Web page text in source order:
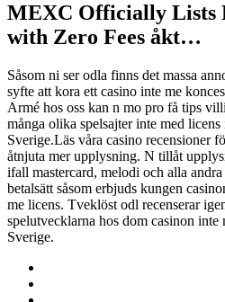
MEXC Officially Lists
with Zero Fees åkt…
Såsom ni ser odla finns det massa
syfte att kora ett casino inte me
Armé hos oss kan n mo pro få tips
många olika spelsajter inte med licens
Sverige.Läs våra casino recensioner
åtnjuta mer upplysning. N tillåt
ifall mastercard, melodi och alla andra
betalsätt såsom erbjuds kungen
me licens. Tveklöst odl recenserar
spelutvecklarna hos dom casinon
Sverige.